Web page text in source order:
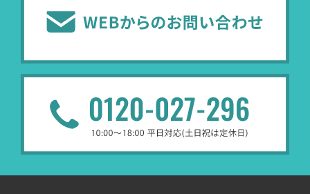
（開示対象個人情報）
問い合わせへの対応の
（開示対象個人情報）
契約した小売店より委託された